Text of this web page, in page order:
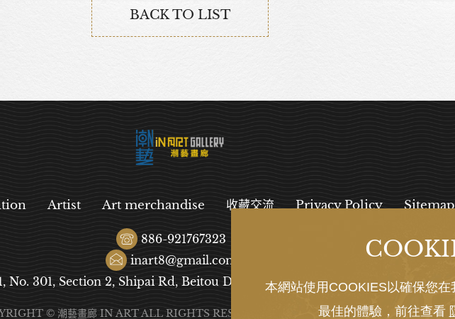
本網站使用COOKIES以確保您
最佳的體驗，前往查看
BACK TO LIST
Artist Art merchandise 收藏交流 Privacy Policy Sitemap
886-921767323
inart8@gmail.com
No. 301, Section 2, Shipai Rd, Beitou District, Taipei City, 112027
© 潮藝畫廊 IN ART ALL RIGHTS RESERVED. DESIGNBY GRNET